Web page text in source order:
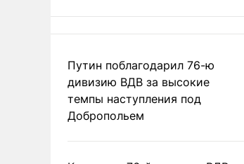
Путин поблагодарил 76-ю
дивизию ВДВ за высокие
темпы наступления под
Добропольем